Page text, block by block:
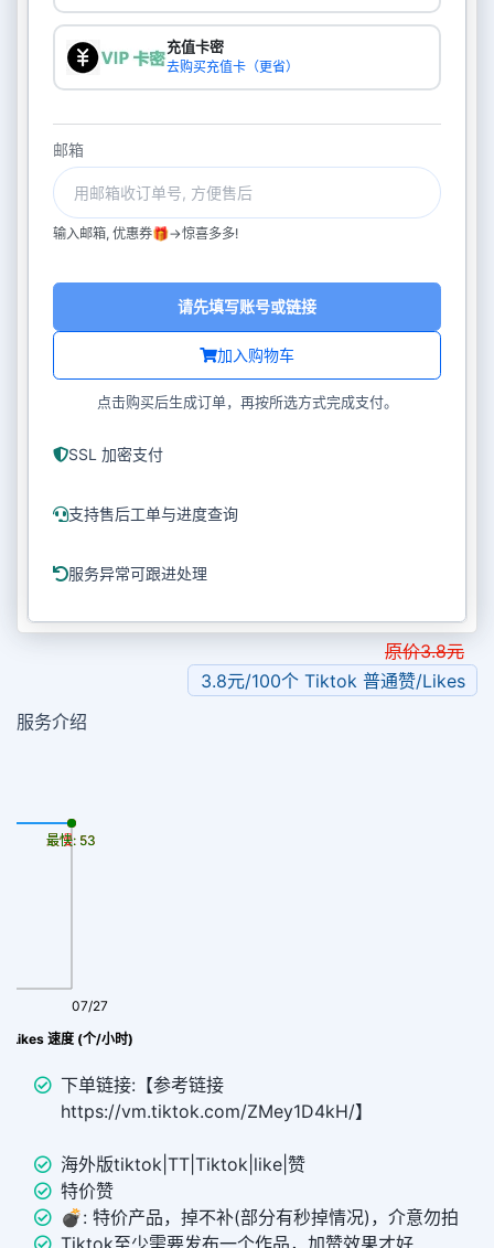
充值卡密
去购买充值卡（更省）
邮箱
输入邮箱, 优惠券🎁->惊喜多多!
加入购物车
请先填写账号或链接
点击购买后生成订单，再按所选方式完成支付。
SSL 加密支付
支持售后工单与进度查询
服务异常可跟进处理
原价3.8元
3.8元/100个 Tiktok 普通赞/Likes
服务介绍
Tiktok 普通赞/Likes 速度 (个/小时)
07/27
最慢: 53
最快: 53
下单链接:【参考链接
https://vm.tiktok.com/ZMey1D4kH/】
海外版tiktok|TT|Tiktok|like|赞
特价赞
💣︎: 特价产品，掉不补(部分有秒掉情况)，介意勿拍